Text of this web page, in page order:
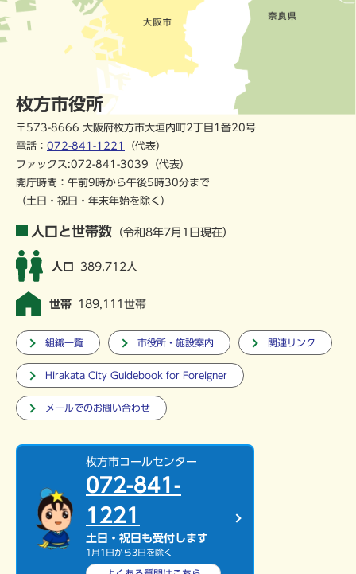
枚方市役所
〒573-8666 大阪府枚方市大垣内町2丁目1番20号
電話： 072-841-1221
（代表）
ファックス:072-841-3039（代表）
開庁時間：午前9時から午後5時30分まで
（土日・祝日・年末年始を除く）
人口と世帯数 （令和8年7月1日現在）
人口 389,712人
世帯 189,111世帯
組織一覧 市役所・施設案内 関連リンク
Hirakata City Guidebook for Foreigner
メールでのお問い合わせ
枚方市コールセンター
072-841-
1221
土日・祝日も受付します
1月1日から3日を除く